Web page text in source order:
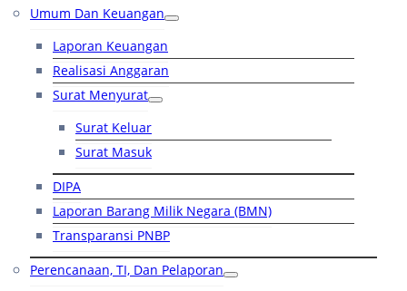
Umum Dan Keuangan
Laporan Keuangan
Realisasi Anggaran
Surat Menyurat
Surat Keluar
Surat Masuk
DIPA
Laporan Barang Milik Negara (BMN)
Transparansi PNBP
Perencanaan, TI, Dan Pelaporan